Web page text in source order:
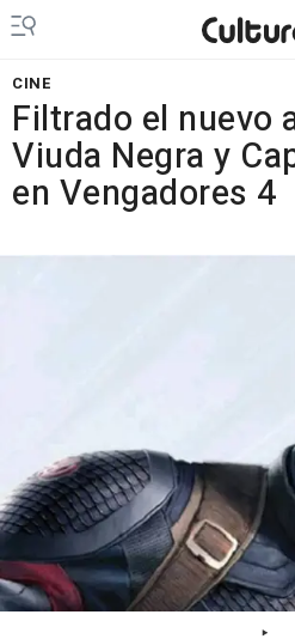
CINE
Filtrado el nuevo
Viuda Negra y
en Vengadores 4